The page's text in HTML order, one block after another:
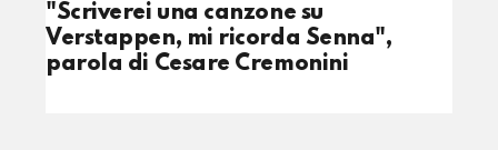
"Scriverei una canzone su
Verstappen, mi ricorda Senna",
parola di Cesare Cremonini